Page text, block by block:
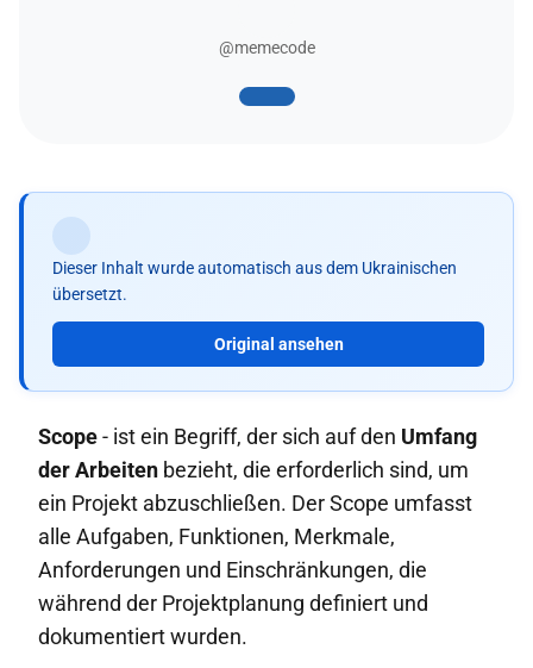
@memecode
Dieser Inhalt wurde automatisch aus dem Ukrainischen
übersetzt.
Original ansehen
Scope- ist ein Begriff, der sich auf den Umfang
der Arbeiten bezieht, die erforderlich sind, um
ein Projekt abzuschließen. Der Scope umfasst
alle Aufgaben, Funktionen, Merkmale,
Anforderungen und Einschränkungen, die
während der Projektplanung definiert und
dokumentiert wurden.